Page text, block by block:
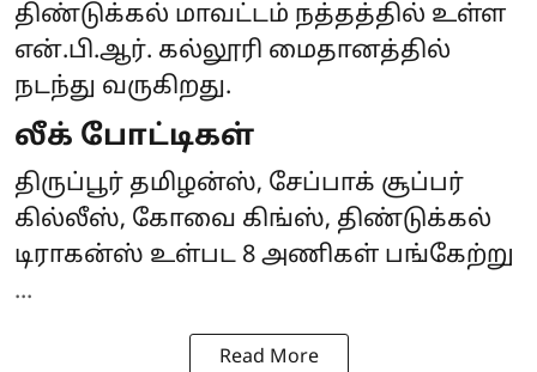
திண்டுக்கல் மாவட்டம் நத்தத்தில் உள்ள
என்.பி.ஆர். கல்லூரி மைதானத்தில்
நடந்து வருகிறது.
லீக் போட்டிகள்
திருப்பூர் தமிழன்ஸ், சேப்பாக் சூப்பர்
கில்லீஸ், கோவை கிங்ஸ், திண்டுக்கல்
டிராகன்ஸ் உள்பட 8 அணிகள் பங்கேற்று
...
Read More